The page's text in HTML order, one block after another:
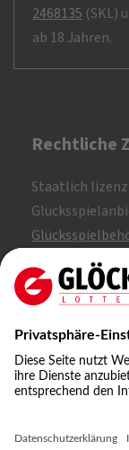
2468135 (SKL)
ab 18 Jahren.
Rechtliche
Staatlich
Whitelist.
SKL: 1, 2, 3
NKL: A, B, C